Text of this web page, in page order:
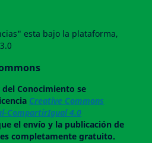
esta bajo la plataforma,
Conocimiento se
Creative Commons
CompartirIgual 4.0
el envío y la publicación de
completamente gratuito.